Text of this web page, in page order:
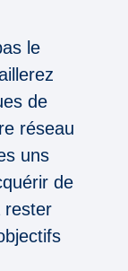
le
de
réseau
uns
de
rester